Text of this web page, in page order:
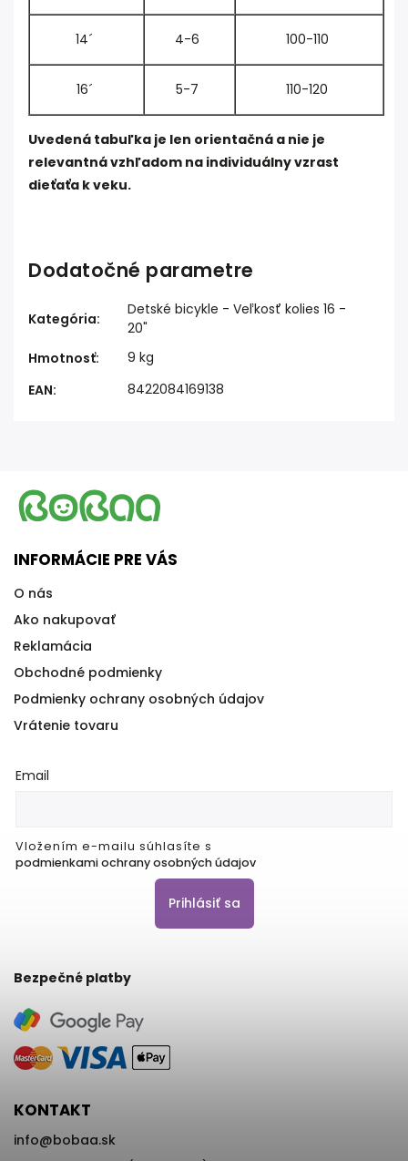
14´ 4-6 100-110
16´ 5-7 110-120
Uvedená tabuľka je len orientačná a nie je
relevantná vzhľadom na individuálny vzrast
dieťaťa k veku.
Dodatočné parametre
Kategória:
Detské bicykle - Veľkosť kolies 16 -
20"
Hmotnosť:
9 kg
EAN: 8422084169138
INFORMÁCIE PRE VÁS
O nás
Ako nakupovať
Reklamácia
Obchodné podmienky
Podmienky ochrany osobných údajov
Vrátenie tovaru
Email
Vložením e-mailu súhlasíte s
podmienkami ochrany osobných údajov
Prihlásiť sa
Bezpečné platby
KONTAKT
info@bobaa.sk